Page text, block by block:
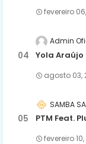
fevereiro
Admin
Yola Araújo
agosto 03,
SAMBA
PTM Feat.
fevereiro